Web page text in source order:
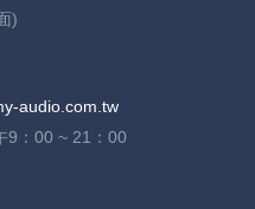
)
audio.com.tw
9：00 ~ 21：00